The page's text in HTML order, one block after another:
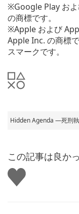
※Google Play お
の商標です。
※Apple および
Apple Inc. の商標
スマークです。
Hidden Agenda ―死刑
この記事は良か
い
い